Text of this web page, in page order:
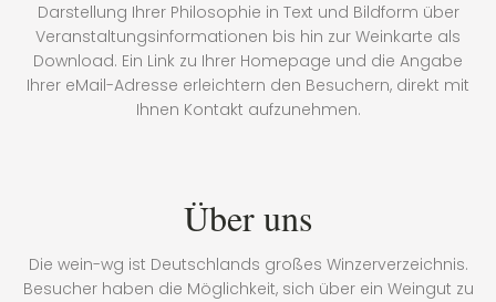
Darstellung Ihrer Philosophie in Text und Bildform über
Veranstaltungsinformationen bis hin zur Weinkarte als
Download. Ein Link zu Ihrer Homepage und die Angabe
Ihrer eMail-Adresse erleichtern den Besuchern, direkt mit
Ihnen Kontakt aufzunehmen.
Über uns
Die wein-wg ist Deutschlands großes Winzerverzeichnis.
Besucher haben die Möglichkeit, sich über ein Weingut zu